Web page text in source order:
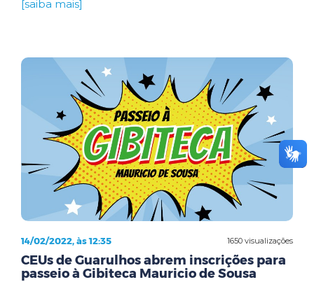
[saiba mais]
1650 visualizações
14/02/2022, às 12:35
CEUs de Guarulhos abrem inscrições para
passeio à Gibiteca Mauricio de Sousa